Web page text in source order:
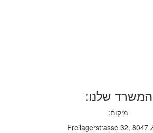
המשרד שלנו:
מיקום:
Freilagerstrasse 32, 8047